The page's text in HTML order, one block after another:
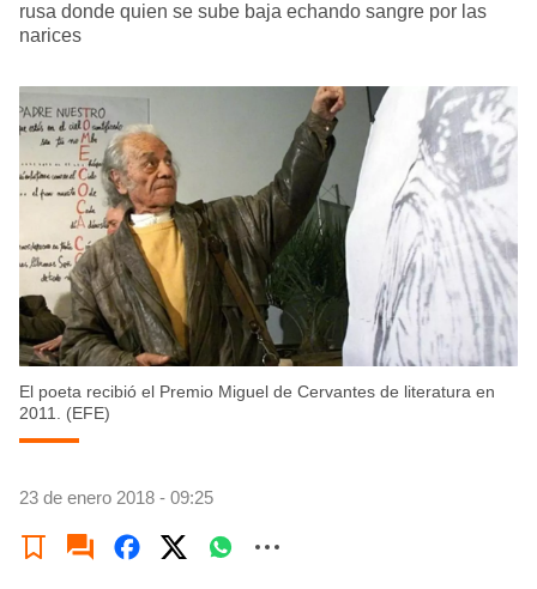
rusa donde quien se sube baja echando sangre por las
narices
El poeta recibió el Premio Miguel de Cervantes de literatura en
2011. (EFE)
23 de enero 2018 - 09:25